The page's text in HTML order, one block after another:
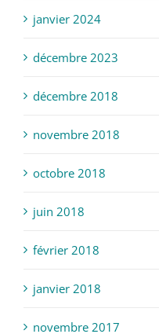
janvier 2024
décembre 2023
décembre 2018
novembre 2018
octobre 2018
juin 2018
février 2018
janvier 2018
novembre 2017